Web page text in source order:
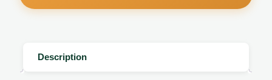
Description